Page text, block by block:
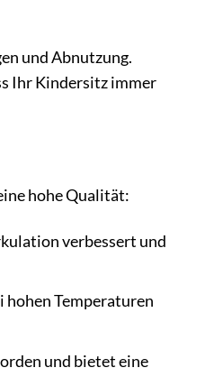
und Abnutzung.
Ihr Kindersitz immer
hohe Qualität:
verbessert und
hohen Temperaturen
und bietet eine